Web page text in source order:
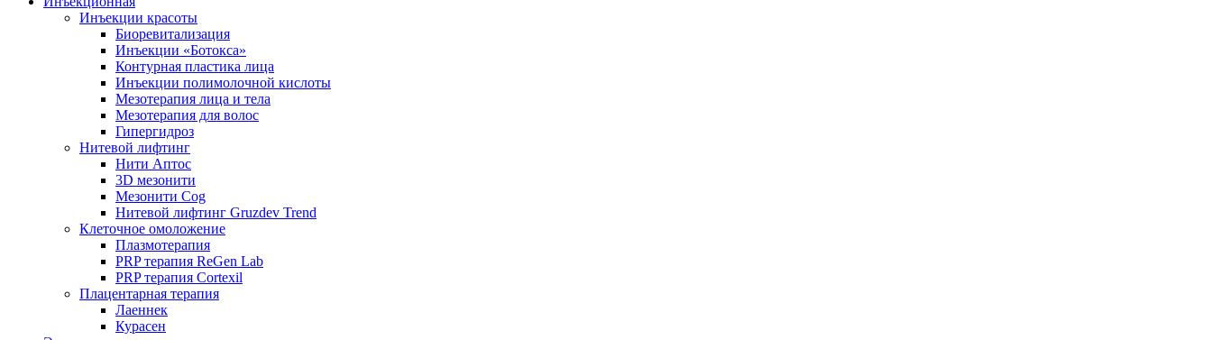
Инъекции красоты
Биоревитализация
Инъекции «Ботокса»
Контурная пластика лица
Инъекции полимолочной кислоты
Мезотерапия лица и тела
Мезотерапия для волос
Гипергидроз
Нитевой лифтинг
Нити Аптос
3D мезонити
Мезонити Cog
Нитевой лифтинг Gruzdev Trend
Клеточное омоложение
Плазмотерапия
PRP терапия ReGen Lab
PRP терапия Cortexil
Плацентарная терапия
Лаеннек
Курасен